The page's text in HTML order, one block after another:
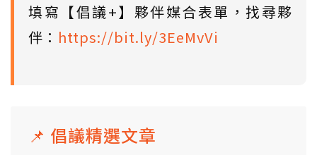
填寫【倡議+】夥伴媒合表單，找尋夥
伴： https://bit.ly/3EeMvVi
📌 倡議精選文章